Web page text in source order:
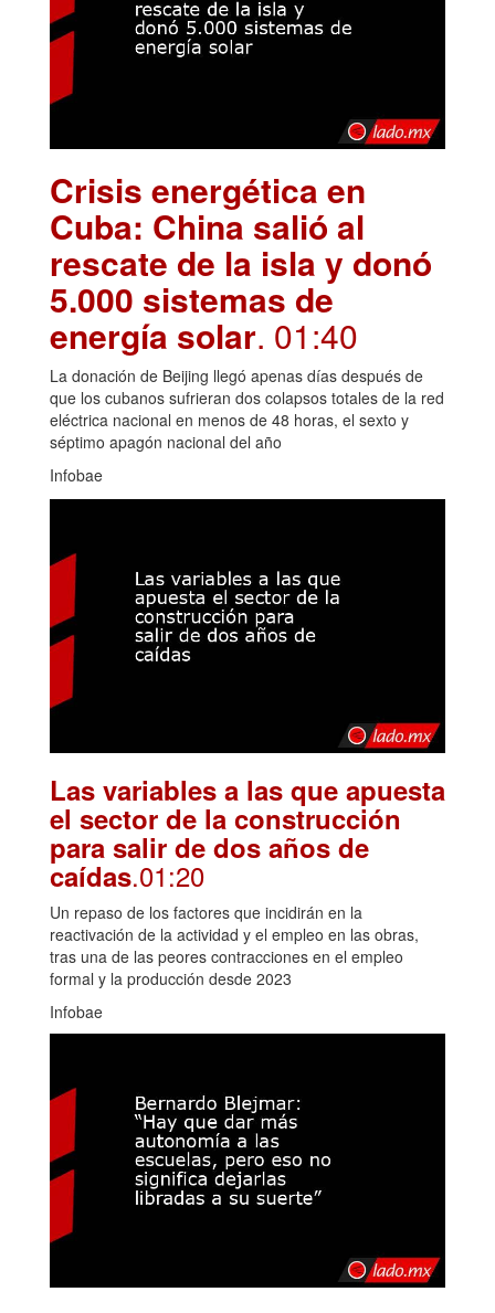
Crisis energética en
Cuba: China salió al
rescate de la isla y donó
5.000 sistemas de
energía solar. 01:40
La donación de Beijing llegó apenas días después de
que los cubanos sufrieran dos colapsos totales de la red
eléctrica nacional en menos de 48 horas, el sexto y
séptimo apagón nacional del año
Infobae
Las variables a las que apuesta
el sector de la construcción
para salir de dos años de
caídas.01:20
Un repaso de los factores que incidirán en la
reactivación de la actividad y el empleo en las obras,
tras una de las peores contracciones en el empleo
formal y la producción desde 2023
Infobae